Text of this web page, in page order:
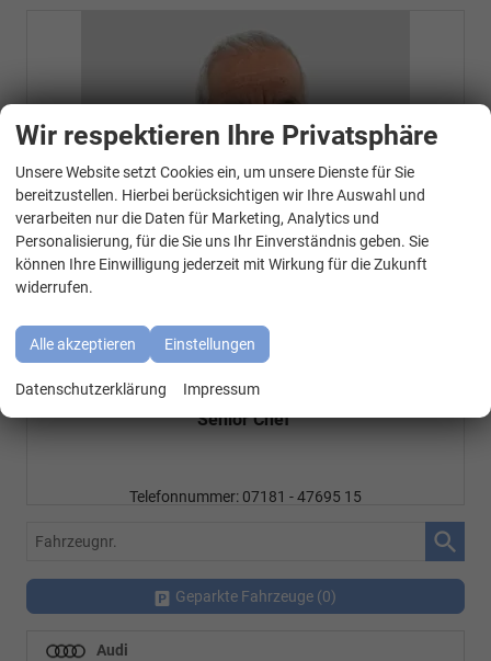
Özen Özkara
Senior Chef
Telefonnummer: 07181 - 47695 15
Fahrzeugnr.
Geparkte Fahrzeuge (0)
Audi
Wir respektieren Ihre Privatsphäre
Unsere Website setzt Cookies ein, um unsere Dienste für Sie
bereitzustellen. Hierbei berücksichtigen wir Ihre Auswahl und
verarbeiten nur die Daten für Marketing, Analytics und
Personalisierung, für die Sie uns Ihr Einverständnis geben. Sie
können Ihre Einwilligung jederzeit mit Wirkung für die Zukunft
widerrufen.
Alle akzeptieren Einstellungen
Datenschutzerklärung Impressum